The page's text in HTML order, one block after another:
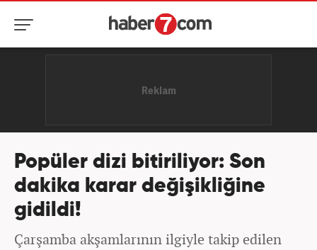
Popüler dizi bitiriliyor: Son
dakika karar değişikliğine
gidildi!
Çarşamba akşamlarının ilgiyle takip edilen